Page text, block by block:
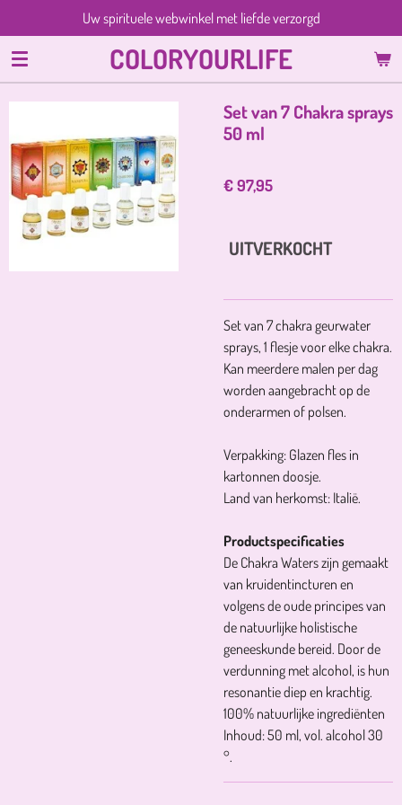
direct
naar
de
hoofdinhoud
COLORYOURLIFE
Uw spirituele webwinkel met liefde verzorgd
Set van 7 Chakra sprays
50 ml
€ 97,95
UITVERKOCHT
Set van 7 chakra geurwater
sprays, 1 flesje voor elke chakra.
Kan meerdere malen per dag
worden aangebracht op de
onderarmen of polsen.
Verpakking: Glazen fles in
kartonnen doosje.
Land van herkomst: Italië.
Productspecificaties
De Chakra Waters zijn gemaakt
van kruidentincturen en
volgens de oude principes van
de natuurlijke holistische
geneeskunde bereid. Door de
verdunning met alcohol, is hun
resonantie diep en krachtig.
100% natuurlijke ingrediënten
Inhoud: 50 ml, vol. alcohol 30
°.